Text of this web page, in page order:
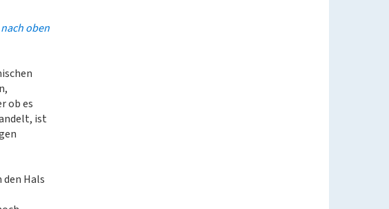
nach oben
ob es
ist
Hals